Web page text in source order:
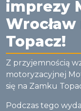
imprezy
Topacz!
Z przyjemnością
motoryzacyjnej
się na Zamku
Podczas tego